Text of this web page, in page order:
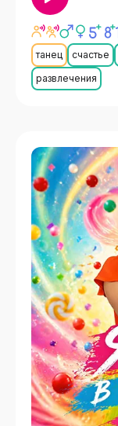
танец счастье
развлечения